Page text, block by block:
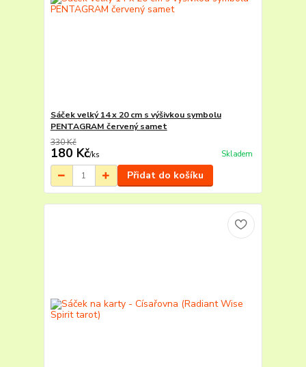
Sáček velký 14 x 20 cm s výšivkou symbolu
PENTAGRAM červený samet
330 Kč
180 Kč/ks Skladem
Přidat do košíku